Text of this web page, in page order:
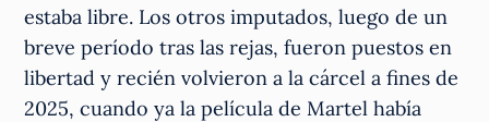
estaba libre. Los otros imputados, luego de un
breve período tras las rejas, fueron puestos en
libertad y recién volvieron a la cárcel a fines de
2025, cuando ya la película de Martel había